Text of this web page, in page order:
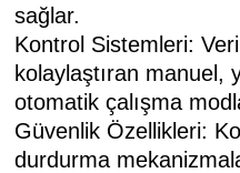
sağlar.
Kontrol Sistemleri:
kolaylaştıran manuel,
otomatik çalışma
Güvenlik Özellikleri:
durdurma